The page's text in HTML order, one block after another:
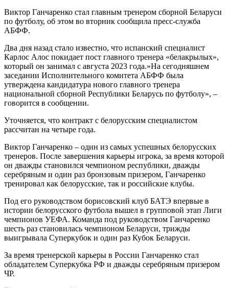
Виктор Ганчаренко стал главным тренером сборной Беларуси
по футболу, об этом во вторник сообщила пресс-служба
АБФФ.
Два дня назад стало известно, что испанский специалист
Карлос Алос покидает пост главного тренера «белакрылых»,
который он занимал с августа 2023 года.»На сегодняшнем
заседании Исполнительного комитета АБФФ была
утверждена кандидатура нового главного тренера
национальной сборной Республики Беларусь по футболу», –
говорится в сообщении.
Уточняется, что контракт с белорусским специалистом
рассчитан на четыре года.
Виктор Ганчаренко – один из самых успешных белорусских
тренеров. После завершения карьеры игрока, за время которой
он дважды становился чемпионом республики, дважды
серебряным и один раз бронзовым призером, Ганчаренко
тренировал как белорусские, так и российские клубы.
Под его руководством борисовский клуб БАТЭ впервые в
истории белорусского футбола вышел в групповой этап Лиги
чемпионов УЕФА. Команда под руководством Ганчаренко
шесть раз становилась чемпионом Беларуси, трижды
выигрывала Суперкубок и один раз Кубок Беларуси.
За время тренерской карьеры в России Ганчаренко стал
обладателем Суперкубка РФ и дважды серебряным призером
ЧР.